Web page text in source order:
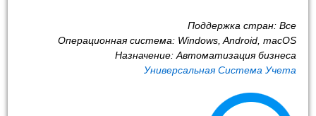
Поддержка стран: Все
Операционная система: Windows, Android, macOS
Назначение: Автоматизация бизнеса
Универсальная Система Учета